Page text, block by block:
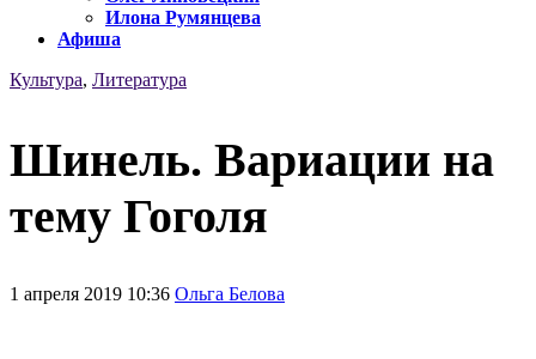
Илона Румянцева
Афиша
Культура, Литература
Шинель. Вариации на
тему Гоголя
1 апреля 2019 10:36 Ольга Белова